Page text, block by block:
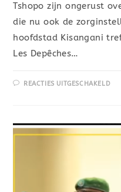
Tshopo zijn ongerust
die nu ook de
hoofdstad Kisangani
Les Depêches…
REACTIES UITGESCHAKELD